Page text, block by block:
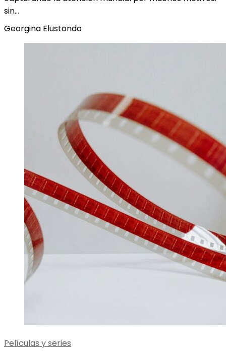
sin…
Georgina Elustondo
Películas y series